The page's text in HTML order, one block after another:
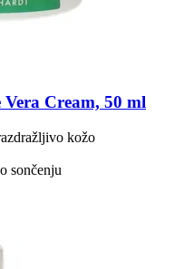
Vera Cream, 50 ml
kožo
sončenju